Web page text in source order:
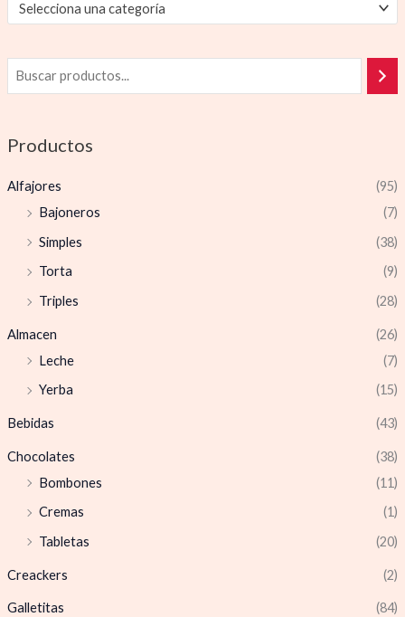
Selecciona una categoría
Productos
Alfajores
(95)
Bajoneros
(7)
Simples
(38)
Torta
(9)
Triples
(28)
Almacen
(26)
Leche
(7)
Yerba
(15)
Bebidas (43)
Chocolates
(38)
Bombones
(11)
Cremas
(1)
Tabletas
(20)
Creackers (2)
Galletitas
(84)